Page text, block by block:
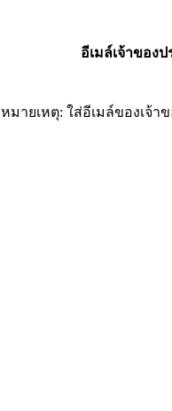
อีเมล์เจ้าของ
หมายเหตุ: ใส่อีเมล์ของเจ้